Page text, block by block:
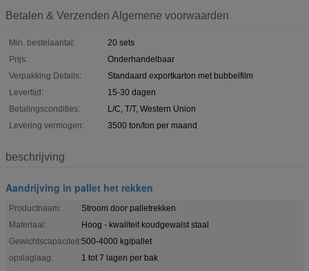
Betalen & Verzenden Algemene voorwaarden
Min. bestelaantal:
20 sets
Prijs:
Onderhandelbaar
Verpakking Details:
Standaard exportkarton met bubbelfilm
Levertijd:
15-30 dagen
Betalingscondities:
L/C, T/T, Western Union
Levering vermogen:
3500 ton/ton per maand
beschrijving
Aandrijving in pallet het rekken
Productnaam:
Stroom door palletrekken
Materiaal:
Hoog - kwaliteit koudgewalst staal
Gewichtscapaciteit:500-4000 kg/pallet
opslaglaag:
1 tot 7 lagen per bak